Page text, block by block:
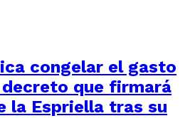
congelar el gasto
que firmará
la Espriella tras su